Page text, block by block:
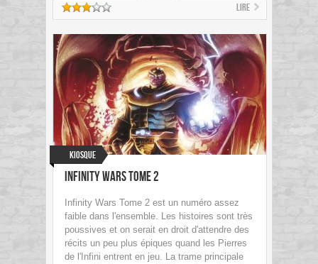
Lire
Kiosque
Infinity Wars Tome 2
Infinity Wars Tome 2 est un numéro assez
faible dans l'ensemble. Les histoires sont très
poussives et on serait en droit d'attendre des
récits un peu plus épiques quand les Pierres
de l'Infini entrent en jeu. La trame principale